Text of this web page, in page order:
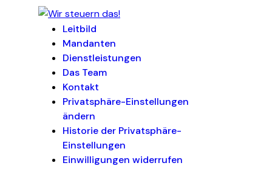
Leitbild
Mandanten
Dienstleistungen
Das Team
Kontakt
Privatsphäre-Einstellungen
ändern
Historie der Privatsphäre-
Einstellungen
Einwilligungen widerrufen